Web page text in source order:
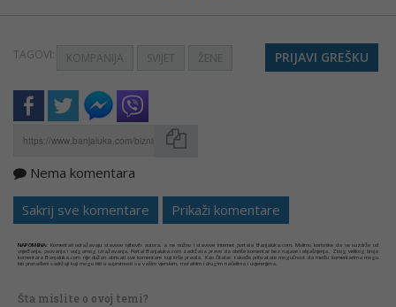
TAGOVI: KOMPANIJA SVIJET ŽENE PRIJAVI GREŠKU
Nema komentara
Sakrij sve komentare Prikaži komentare
NAPOMENA: Komentari odražavaju stavove njihovih autora, a ne nužno i stavove internet portala Banjaluka.com. Molimo korisnike da se suzdrže od
vrijeđanja, psovanja i vulgarnog izražavanja. Portal Banjaluka.com zadržava pravo da obriše komentar bez najave i objašnjenja. Zbog velikog broja
komentara Banjaluka.com nije dužan obrisati sve komentare koji krše pravila. Kao čitalac takođe prihvatate mogućnost da među komentarima mogu
biti pronađeni sadržaji koji mogu biti u suprotnosti sa vašim vjerskim, moralnim i drugim načelima i uvjerenjima.
Šta mislite o ovoj temi?